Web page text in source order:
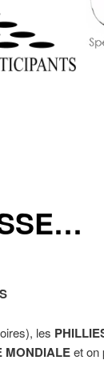
les
MONDIALEet on